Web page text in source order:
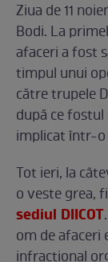
Ziua de 11
Bodi. La
afaceri a fost
timpul unui
către trupele
după ce
implicat într-o
Tot ieri, la
o veste grea,
sediul DIICOT
om de afaceri